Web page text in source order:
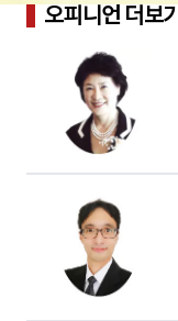
오피니언 더보기